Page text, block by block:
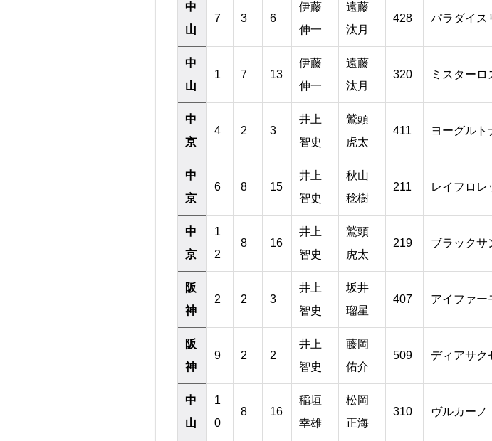
中
山
7 3 6
伊藤
伸一
遠藤
汰月
428 パラダイス
中
山
1 7 13
伊藤
伸一
遠藤
汰月
320 ミスターロ
中
京
4 2 3
井上
智史
鷲頭
虎太
411 ヨーグルト
中
京
6 8 15
井上
智史
秋山
稔樹
211 レイフロレ
中
京
1
2
8 16
井上
智史
鷲頭
虎太
219 ブラックサ
阪
神
2 2 3
井上
智史
坂井
瑠星
407 アイファー
阪
神
9 2 2
井上
智史
藤岡
佑介
509 ディアサク
中
山
1
0
8 16
稲垣
幸雄
松岡
正海
310 ヴルカーノ